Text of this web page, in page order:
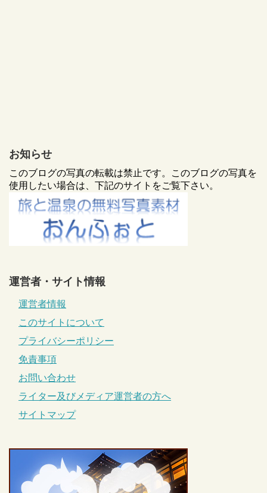
お知らせ
このブログの写真の転載は禁止です。このブログの写真を
使用したい場合は、下記のサイトをご覧下さい。
運営者・サイト情報
運営者情報
このサイトについて
プライバシーポリシー
免責事項
お問い合わせ
ライター及びメディア運営者の方へ
サイトマップ